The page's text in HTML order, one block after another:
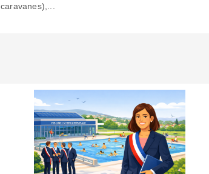
caravanes),...